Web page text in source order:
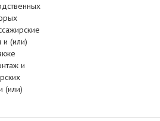
и (или)
и
(или)